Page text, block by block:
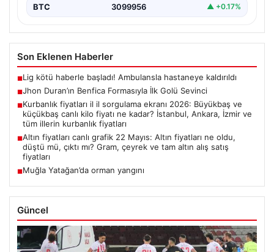
BTC 3099956 ▲ +0.17%
Son Eklenen Haberler
■Lig kötü haberle başladı! Ambulansla hastaneye kaldırıldı
■Jhon Duran’ın Benfica Formasıyla İlk Golü Sevinci
■Kurbanlık fiyatları il il sorgulama ekranı 2026: Büyükbaş ve
küçükbaş canlı kilo fiyatı ne kadar? İstanbul, Ankara, İzmir ve
tüm illerin kurbanlık fiyatları
■Altın fiyatları canlı grafik 22 Mayıs: Altın fiyatları ne oldu,
düştü mü, çıktı mı? Gram, çeyrek ve tam altın alış satış
fiyatları
■Muğla Yatağan’da orman yangını
Güncel